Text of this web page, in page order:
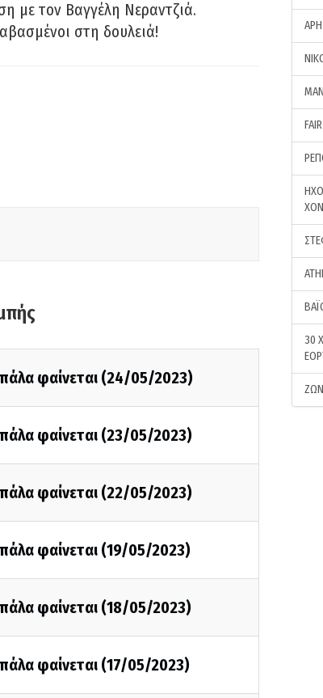
με τον Βαγγέλη Νεραντζιά.
στη δουλειά!
φαίνεται (24/05/2023)
φαίνεται (23/05/2023)
φαίνεται (22/05/2023)
φαίνεται (19/05/2023)
φαίνεται (18/05/2023)
φαίνεται (17/05/2023)
30